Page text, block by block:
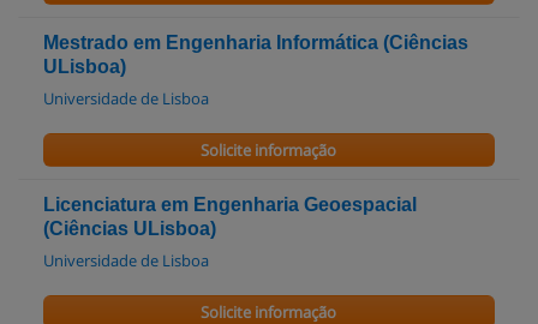
Mestrado em Engenharia Informática (Ciências
ULisboa)
Universidade de Lisboa
Solicite informação
Licenciatura em Engenharia Geoespacial
(Ciências ULisboa)
Universidade de Lisboa
Solicite informação